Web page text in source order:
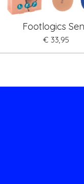
Footlogics
€ 33,95